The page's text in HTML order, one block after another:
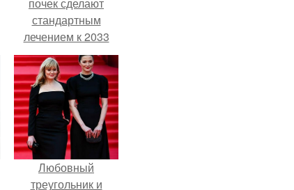
стандартным
лечением к 2033
году в Японии.
Любовный
треугольник и